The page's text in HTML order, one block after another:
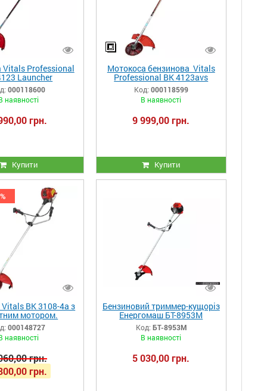
Vitals Professional
Launcher
000118600
наявності
грн.
Купити
Мотокоса бензинова Vitals
Professional BK 4123avs
Launcher II
Код: 000118599
В наявності
9 999,00 грн.
Купити
BK 3108-4a з
мотором.
000148727
наявності
грн.
грн.
Бензиновий триммер-кущоріз
Енергомаш БТ-8953М
Код: БТ-8953М
В наявності
5 030,00 грн.